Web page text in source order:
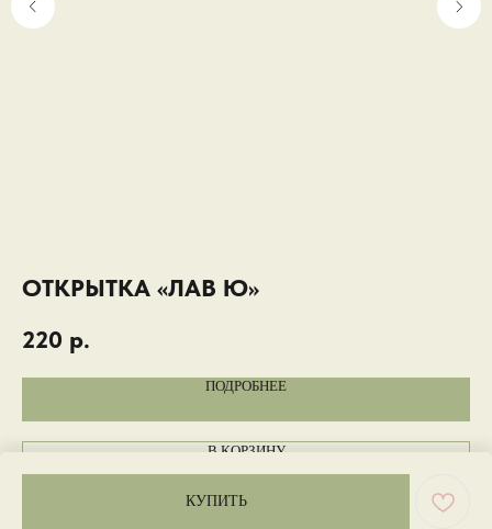
КУПИТЬ
ОТКРЫТКА «ЛАВ Ю»
220 р.
ПОДРОБНЕЕ
В КОРЗИНУ